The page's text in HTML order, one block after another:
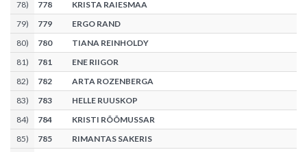
78) 778
KRISTA RAIESMAA
79) 779
ERGO RAND
80) 780
TIANA REINHOLDY
81) 781
ENE RIIGOR
82) 782
ARTA ROZENBERGA
83) 783
HELLE RUUSKOP
84) 784
KRISTI RÕÕMUSSAR
85) 785
RIMANTAS SAKERIS